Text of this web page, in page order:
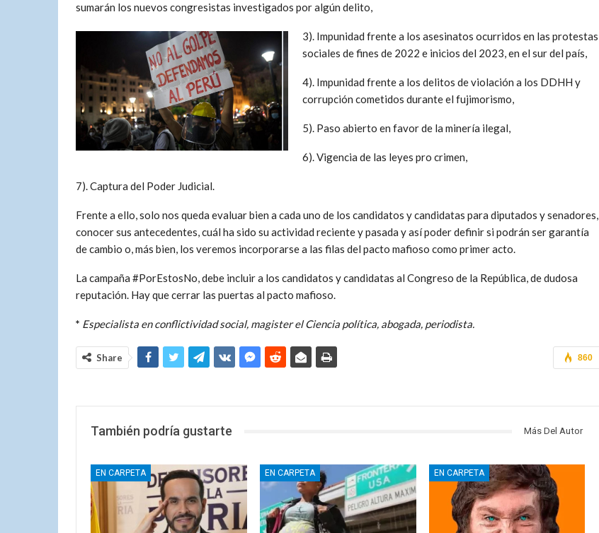
sumarán los nuevos congresistas investigados por algún delito,
3). Impunidad frente a los asesinatos ocurridos en las protestas
sociales de fines de 2022 e inicios del 2023, en el sur del país,
4). Impunidad frente a los delitos de violación a los DDHH y
corrupción cometidos durante el fujimorismo,
5). Paso abierto en favor de la minería ilegal,
6). Vigencia de las leyes pro crimen,
7). Captura del Poder Judicial.
Frente a ello, solo nos queda evaluar bien a cada uno de los candidatos y candidatas para diputados y senadores,
conocer sus antecedentes, cuál ha sido su actividad reciente y pasada y así poder definir si podrán ser garantía
de cambio o, más bien, los veremos incorporarse a las filas del pacto mafioso como primer acto.
La campaña #PorEstosNo, debe incluir a los candidatos y candidatas al Congreso de la República, de dudosa
reputación. Hay que cerrar las puertas al pacto mafioso.
* Especialista en conflictividad social, magister el Ciencia política, abogada, periodista.
860
Share
También podría gustarte Más Del Autor
EN CARPETA EN CARPETA EN CARPETA